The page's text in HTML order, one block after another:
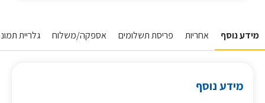
מידע נוסף אחריות פריסת תשלומים אספקה/משלוח גלריית
מידע נוסף